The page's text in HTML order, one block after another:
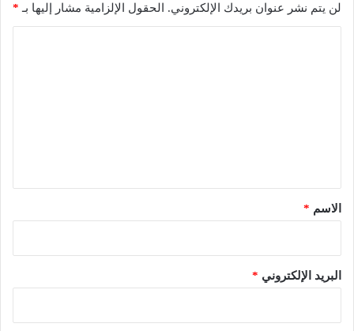
لن يتم نشر عنوان بريدك الإلكتروني. الحقول الإلزامية مشار إليها بـ *
*الاسم *
البريد الإلكتروني *